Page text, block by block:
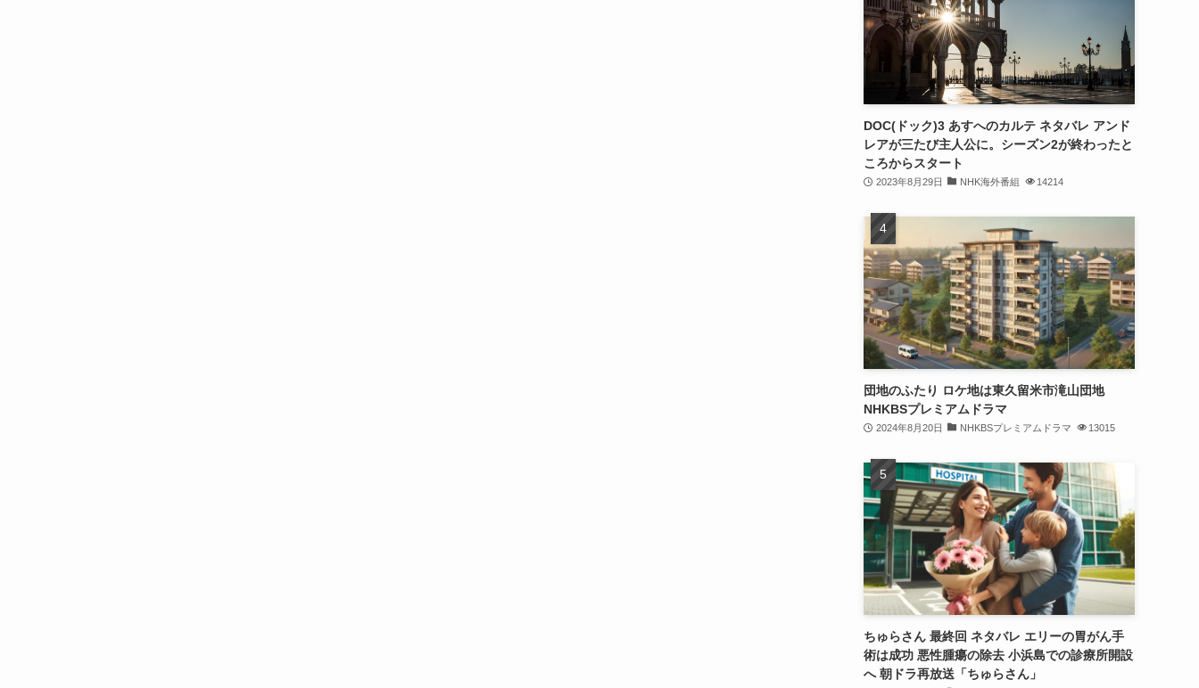
DOC(ドック)3 あすへのカルテ ネタバレ アンド
レアが三たび主人公に。シーズン2が終わったと
ころからスタート
2023年8月29日 NHK海外番組 14214
団地のふたり ロケ地は東久留米市滝山団地
NHKBSプレミアムドラマ
2024年8月20日 NHKBSプレミアムドラマ 13015
ちゅらさん 最終回 ネタバレ エリーの胃がん手
術は成功 悪性腫瘍の除去 小浜島での診療所開設
へ 朝ドラ再放送「ちゅらさん」